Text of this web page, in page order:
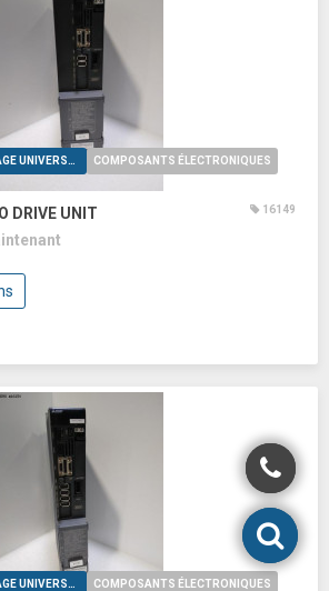
ACCESSOIRES-OUTILLAGE UNIVERSELS COMPOSANTS ÉLECTRONIQUES
DRIVE UNIT 16149
ACCESSOIRES-OUTILLAGE UNIVERSELS COMPOSANTS ÉLECTRONIQUES